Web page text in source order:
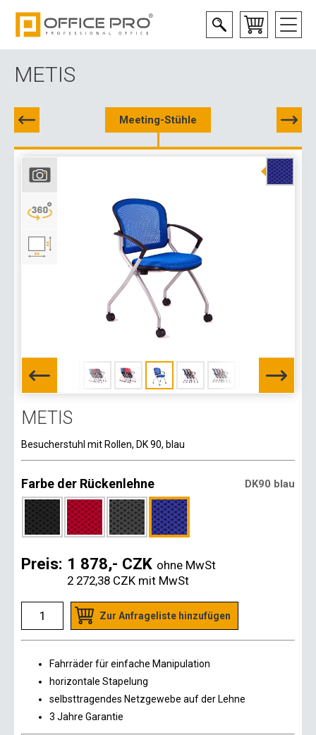
METIS
Meeting-Stühle
METIS
Besucherstuhl mit Rollen, DK 90, blau
Farbe der Rückenlehne DK90 blau
Preis: 1 878,- CZK ohne MwSt
2 272,38 CZK mit MwSt
Zur Anfrageliste hinzufügen
Fahrräder für einfache Manipulation
horizontale Stapelung
selbsttragendes Netzgewebe auf der Lehne
3 Jahre Garantie